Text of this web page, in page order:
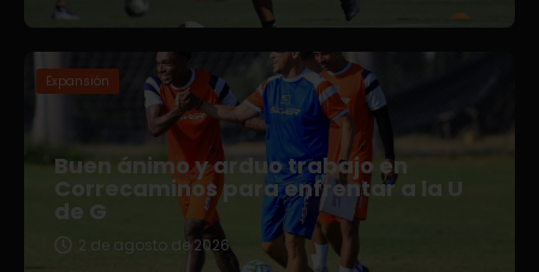
Expansión
Buen ánimo y arduo trabajo en
Correcaminos para enfrentar a la U
de G
2 de agosto de 2026